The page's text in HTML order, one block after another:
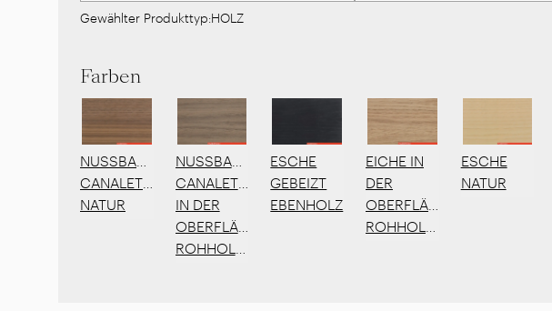
Gewählter Produkttyp:HOLZ
Farben
NUSSBAUM
CANALETTO
NATUR
NUSSBAUM
CANALETTO
IN DER
OBERFLÄCHE
ROHHOLZEFFEKT
ESCHE
GEBEIZT
EBENHOLZ
EICHE IN
DER
OBERFLÄCHE
ROHHOLZEFFEKT
ESCHE
NATUR